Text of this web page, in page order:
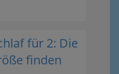
für 2: Die
finden